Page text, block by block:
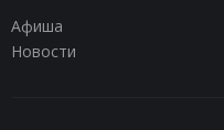
Афиша
Новости